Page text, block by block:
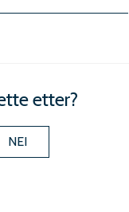
etter?
NEI